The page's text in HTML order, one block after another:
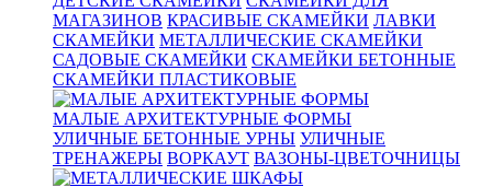
МАГАЗИНОВ КРАСИВЫЕ СКАМЕЙКИ ЛАВКИ
СКАМЕЙКИ МЕТАЛЛИЧЕСКИЕ СКАМЕЙКИ
САДОВЫЕ СКАМЕЙКИ СКАМЕЙКИ БЕТОННЫЕ
СКАМЕЙКИ ПЛАСТИКОВЫЕ
МАЛЫЕ АРХИТЕКТУРНЫЕ ФОРМЫ
УЛИЧНЫЕ БЕТОННЫЕ УРНЫ УЛИЧНЫЕ
ТРЕНАЖЕРЫ ВОРКАУТ ВАЗОНЫ-ЦВЕТОЧНИЦЫ